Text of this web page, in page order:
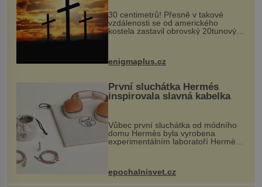
30 centimetrů! Přesně v takové
vzdálenosti se od amerického
kostela zastavil obrovský 20tunový
...
enigmaplus.cz
První sluchátka Hermés
inspirovala slavná kabelka
Vůbec první sluchátka od módního
domu Hermès byla vyrobena
experimentálním laboratoří Hermès
kovový...
epochalnisvet.cz